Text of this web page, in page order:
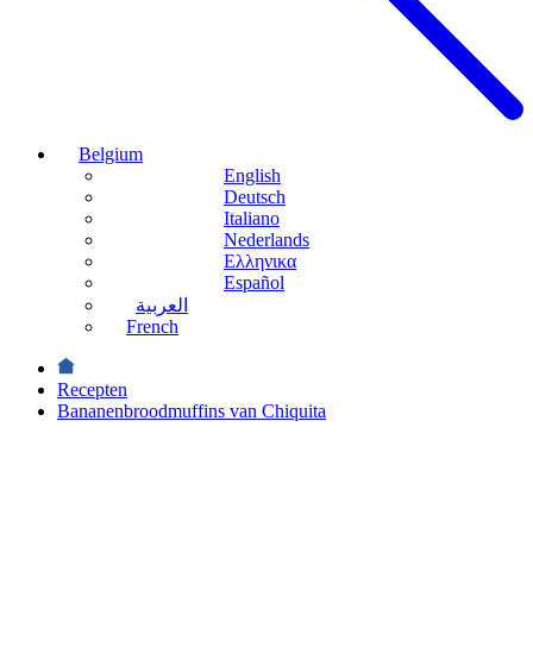
Belgium
English
Deutsch
Italiano
Nederlands
Ελληνικα
Español
العربية
French
Recepten
Bananenbroodmuffins van Chiquita